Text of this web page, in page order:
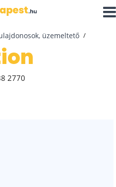
üzemeltető
2770